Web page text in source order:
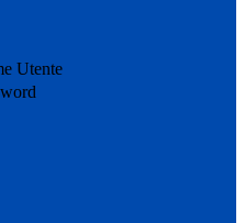
Utente